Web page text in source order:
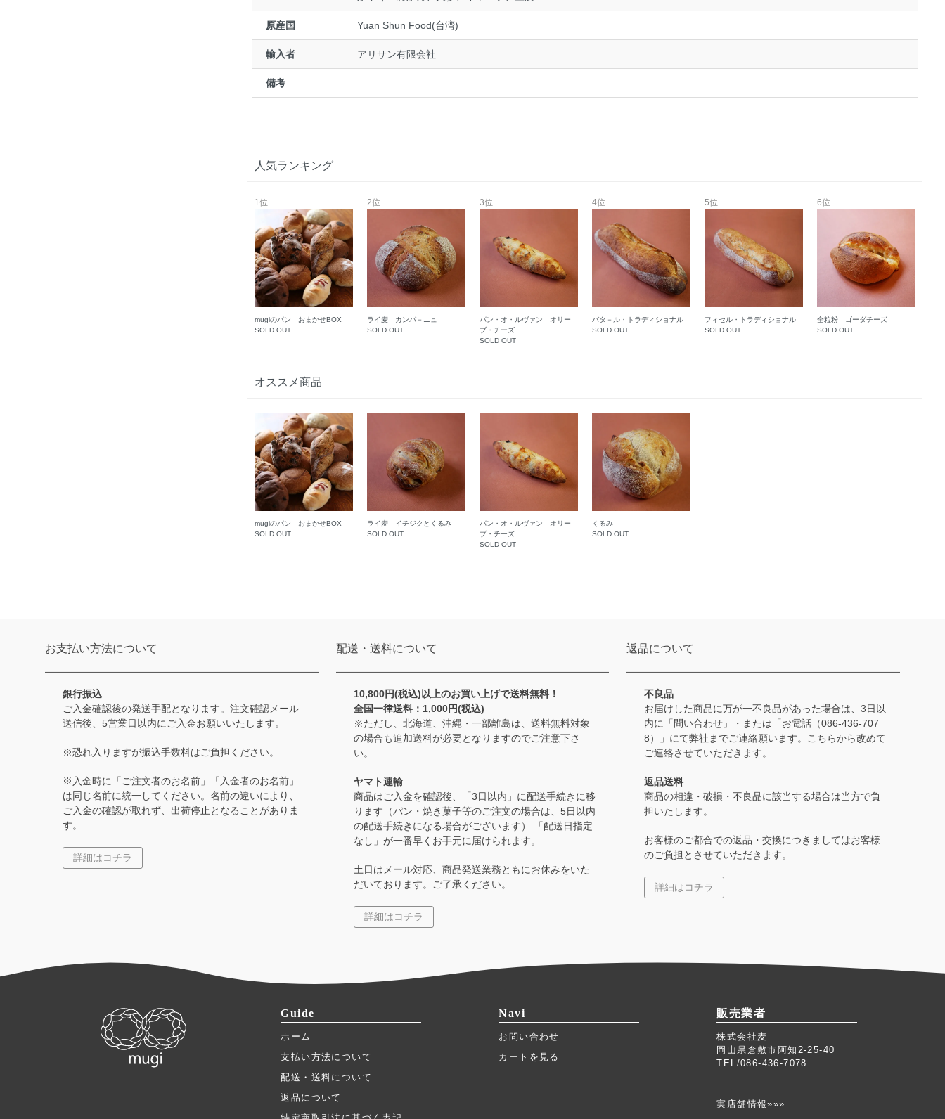
原産国 Yuan Shun Food(台湾)
輸入者 アリサン有限会社
備考
人気ランキング
1位
mugiのパン おまかせBOX
SOLD OUT
2位
ライ麦 カンパ－ニュ
SOLD OUT
3位
パン・オ・ルヴァン オリー
ブ・チーズ
SOLD OUT
4位
バタ－ル・トラディショナル
SOLD OUT
5位
フィセル・トラディショナル
SOLD OUT
6位
全粒粉 ゴーダチーズ
SOLD OUT
オススメ商品
mugiのパン おまかせBOX
SOLD OUT
ライ麦 イチジクとくるみ
SOLD OUT
パン・オ・ルヴァン オリー
ブ・チーズ
SOLD OUT
くるみ
SOLD OUT
お支払い方法について
銀行振込
ご入金確認後の発送手配となります。注文確認メール
送信後、5営業日以内にご入金お願いいたします。
※恐れ入りますが振込手数料はご負担ください。
※入金時に「ご注文者のお名前」「入金者のお名前」
は同じ名前に統一してください。名前の違いにより、
ご入金の確認が取れず、出荷停止となることがありま
す。
詳細はコチラ
配送・送料について
10,800円(税込)以上のお買い上げで送料無料！
全国一律送料：1,000円(税込)
※ただし、北海道、沖縄・一部離島は、送料無料対象
の場合も追加送料が必要となりますのでご注意下さ
い。
ヤマト運輸
商品はご入金を確認後、「3日以内」に配送手続きに移
ります（パン・焼き菓子等のご注文の場合は、5日以内
の配送手続きになる場合がございます） 「配送日指定
なし」が一番早くお手元に届けられます。
土日はメール対応、商品発送業務ともにお休みをいた
だいております。ご了承ください。
詳細はコチラ
返品について
不良品
お届けした商品に万が一不良品があった場合は、3日以
内に「問い合わせ」・または「お電話（086-436-707
8）」にて弊社までご連絡願います。こちらから改めて
ご連絡させていただきます。
返品送料
商品の相違・破損・不良品に該当する場合は当方で負
担いたします。
お客様のご都合での返品・交換につきましてはお客様
のご負担とさせていただきます。
詳細はコチラ
Guide
ホーム
支払い方法について
配送・送料について
返品について
Navi
お問い合わせ
カートを見る
販売業者
株式会社麦
岡山県倉敷市阿知2-25-40
TEL/086-436-7078
実店舗情報»»»